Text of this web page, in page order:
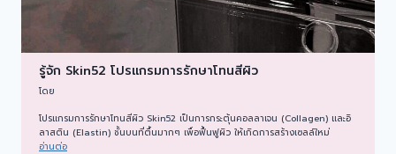
รู้จัก Skin52 โปรแกรมการรักษาโทนสีผิว
โดย
โปรแกรมการรักษาโทนสีผิว Skin52 เป็นการกระตุ้นคอลลาเจน (Collagen) และอิ
ลาสติน (Elastin) ชั้นบนที่ตื้นมากๆ เพื่อฟื้นฟูผิว ให้เกิดการสร้างเซลล์ใหม่
อ่านต่อ